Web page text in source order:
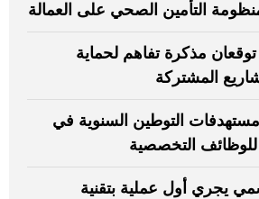
التأمين الصحي على العمالة
مذكرة تفاهم لحماية
المشتركة
التوطين السنوية في
التخصصية
يجري أول عملية بتقنية